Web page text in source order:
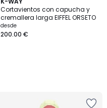
Cortavientos con capucha y
cremallera larga EIFFEL ORSETO
desde
200.00 €